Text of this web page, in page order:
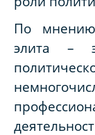
По
элита –